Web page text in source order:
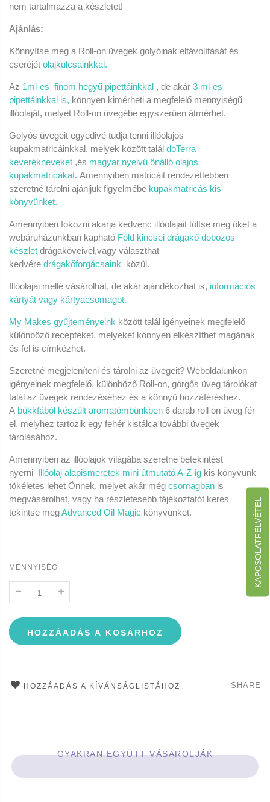
nem tartalmazza a készletet!
Ajánlás:
Könnyítse meg a Roll-on üvegek golyóinak eltávolítását és
cseréjét olajkulcsainkkal.
Az 1ml-es finom hegyű pipettáinkkal , de akár 3 ml-es
pipettáinkkal is, könnyen kimérheti a megfelelő mennyiségű
illóolaját, melyet Roll-on üvegébe egyszerűen átmérhet.
Golyós üvegeit egyedivé tudja tenni illóolajos
kupakmatricáinkkal, melyek között talál doTerra
keverékneveket ,és magyar nyelvű önálló olajos
kupakmatricákat. Amennyiben matricáit rendezettebben
szeretné tárolni ajánljuk figyelmébe kupakmatricás kis
könyvünket.
Amennyiben fokozni akarja kedvenc illóolajait töltse meg őket a
webáruházunkban kapható Föld kincsei drágakő dobozos
készlet drágaköveivel,vagy választhat
kedvére drágakőforgácsaink közül.
Illóolajai mellé vásárolhat, de akár ajándékozhat is, információs
kártyát vagy kártyacsomagot.
My Makes gyűjteményeink között talál igényeinek megfelelő
különböző recepteket, melyeket könnyen elkészíthet magának
és fel is címkézhet.
Szeretné megjeleníteni és tárolni az üvegeit? Weboldalunkon
igényeinek megfelelő, különböző Roll-on, görgős üveg tárolókat
talál az üvegek rendezéséhez és a könnyű hozzáféréshez.
A bükkfából készült aromatömbünkben 6 darab roll on üveg fér
el, melyhez tartozik egy fehér kistálca további üvegek
tárolásához.
Amennyiben az illóolajok világába szeretne betekintést
nyerni Illóolaj alapismeretek mini útmutató A-Z-ig kis könyvünk
tökéletes lehet Önnek, melyet akár még csomagban is
megvásárolhat, vagy ha részletesebb tájékoztatót keres
tekintse megAdvanced Oil Magic könyvünket.
MENNYISÉG
HOZZÁADÁS A KOSÁRHOZ
HOZZÁADÁS A KÍVÁNSÁGLISTÁHOZ SHARE
GYAKRAN EGYÜTT VÁSÁROLJÁK
KAPCSOLATFELVÉTEL